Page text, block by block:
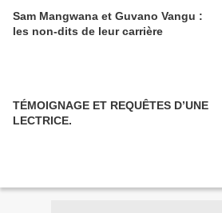
Sam Mangwana et Guvano Vangu :
les non-dits de leur carrière
TÉMOIGNAGE ET REQUÊTES D’UNE
LECTRICE.